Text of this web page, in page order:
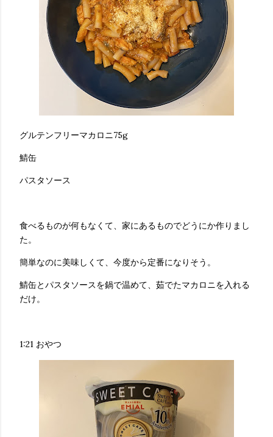
グルテンフリーマカロニ75g
鯖缶
パスタソース
食べるものが何もなくて、家にあるものでどうにか作りまし
た。
簡単なのに美味しくて、今度から定番になりそう。
鯖缶とパスタソースを鍋で温めて、茹でたマカロニを入れる
だけ。
1:21 おやつ